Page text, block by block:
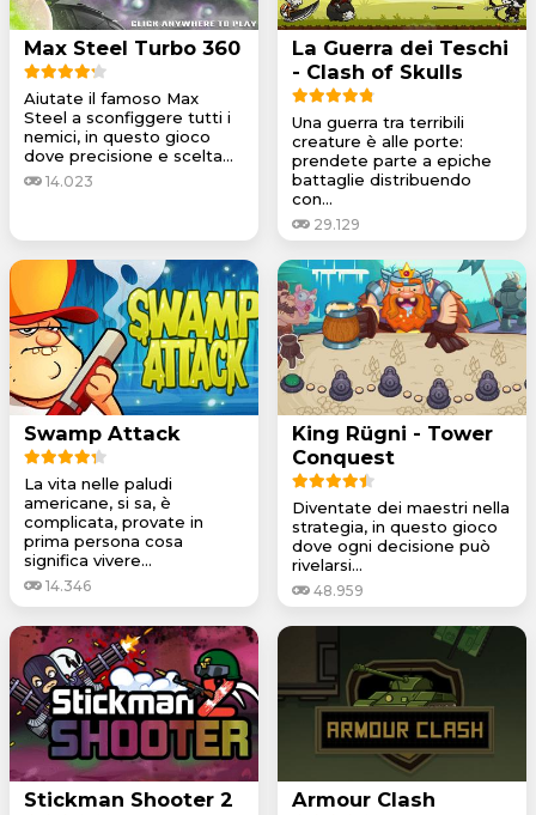
Max Steel Turbo 360
Aiutate il famoso Max
Steel a sconfiggere tutti i
nemici, in questo gioco
dove precisione e scelta...
14.023
La Guerra dei Teschi
- Clash of Skulls
Una guerra tra terribili
creature è alle porte:
prendete parte a epiche
battaglie distribuendo
con...
29.129
Swamp Attack
La vita nelle paludi
americane, si sa, è
complicata, provate in
prima persona cosa
significa vivere...
14.346
King Rügni - Tower
Conquest
Diventate dei maestri nella
strategia, in questo gioco
dove ogni decisione può
rivelarsi...
48.959
Stickman Shooter 2 Armour Clash